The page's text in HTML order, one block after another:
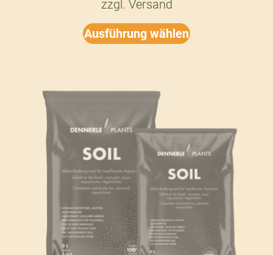
zzgl. Versand
Ausführung wählen